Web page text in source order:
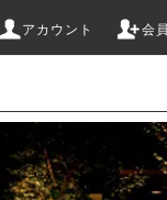
アカウント 会